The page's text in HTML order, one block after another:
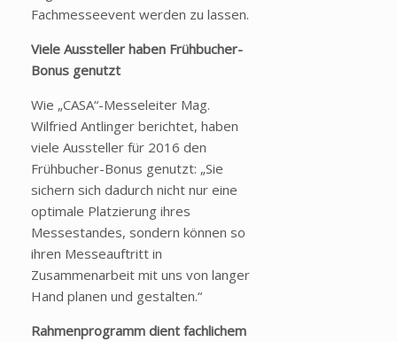
Fachmesseevent werden zu lassen.
Viele Aussteller haben Frühbucher-
Bonus genutzt
Wie „CASA“-Messeleiter Mag.
Wilfried Antlinger berichtet, haben
viele Aussteller für 2016 den
Frühbucher-Bonus genutzt: „Sie
sichern sich dadurch nicht nur eine
optimale Platzierung ihres
Messestandes, sondern können so
ihren Messeauftritt in
Zusammenarbeit mit uns von langer
Hand planen und gestalten.“
Rahmenprogramm dient fachlichem